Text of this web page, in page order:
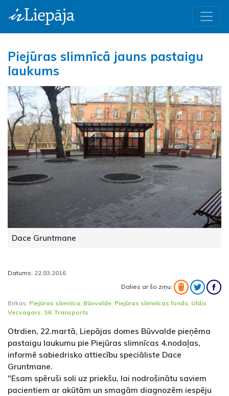
Piejūras slimnīcā jauns pastaigu
laukums
Dace Gruntmane
Datums: 22.03.2016
Dalies ar šo ziņu:
Birkas: Piejūras slimnīca, Būvvalde, Piejūras slimnīcas fonds, Uldis
Vecvagars, SK Transports
Otrdien, 22.martā, Liepājas domes Būvvalde pieņēma
pastaigu laukumu pie Piejūras slimnīcas 4.nodaļas,
informē sabiedrisko attiecību speciāliste Dace
Gruntmane.
"Esam spēruši soli uz priekšu, lai nodrošinātu saviem
pacientiem ar akūtām un smagām diagnozēm iespēju